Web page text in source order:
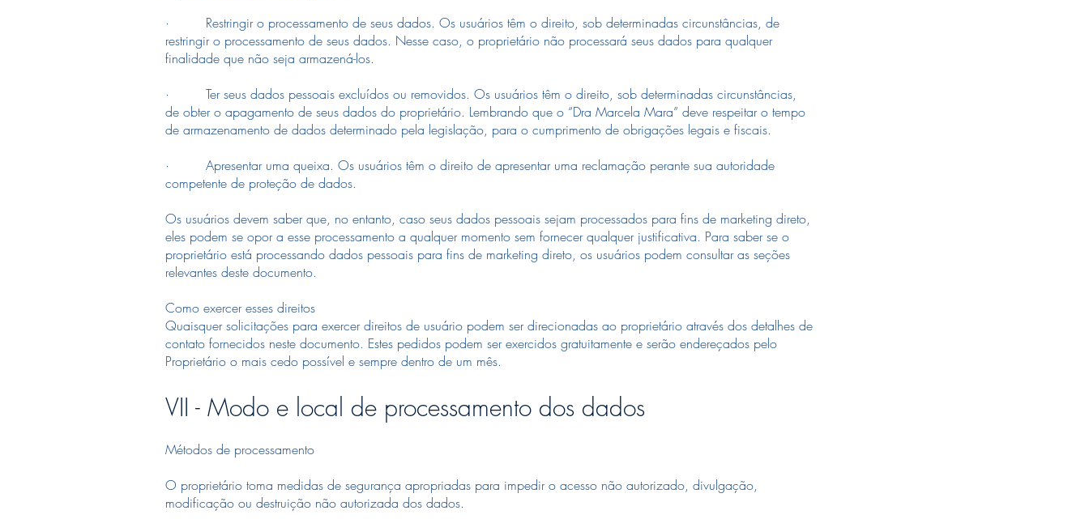
· Restringir o processamento de seus dados. Os usuários têm o direito, sob determinadas circunstâncias, de
restringir o processamento de seus dados. Nesse caso, o proprietário não processará seus dados para qualquer
finalidade que não seja armazená-los.
· Ter seus dados pessoais excluídos ou removidos. Os usuários têm o direito, sob determinadas circunstâncias,
de obter o apagamento de seus dados do proprietário. Lembrando que o “Dra Marcela Mara” deve respeitar o tempo
de armazenamento de dados determinado pela legislação, para o cumprimento de obrigações legais e fiscais.
· Apresentar uma queixa. Os usuários têm o direito de apresentar uma reclamação perante sua autoridade
competente de proteção de dados.
Os usuários devem saber que, no entanto, caso seus dados pessoais sejam processados ​​para fins de marketing direto,
eles podem se opor a esse processamento a qualquer momento sem fornecer qualquer justificativa. Para saber se o
proprietário está processando dados pessoais para fins de marketing direto, os usuários podem consultar as seções
relevantes deste documento.
​Como exercer esses direitos
​Quaisquer solicitações para exercer direitos de usuário podem ser direcionadas ao proprietário através dos detalhes de
contato fornecidos neste documento. Estes pedidos podem ser exercidos gratuitamente e serão endereçados pelo
Proprietário o mais cedo possível e sempre dentro de um mês.
VII - Modo e local de processamento dos dados
Métodos de processamento
​O proprietário toma medidas de segurança apropriadas para impedir o acesso não autorizado, divulgação,
modificação ou destruição não autorizada dos dados.